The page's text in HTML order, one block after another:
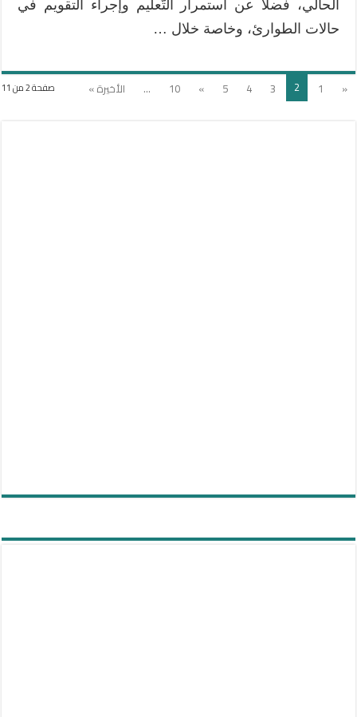
الحالي، فضلاً عن استمرار التَّعليم وإجراء التقويم في
حالات الطوارئ، وخاصة خلال …
صفحة 2 من 11 «
1
2
3
4
5
»
10
... الأخيرة »